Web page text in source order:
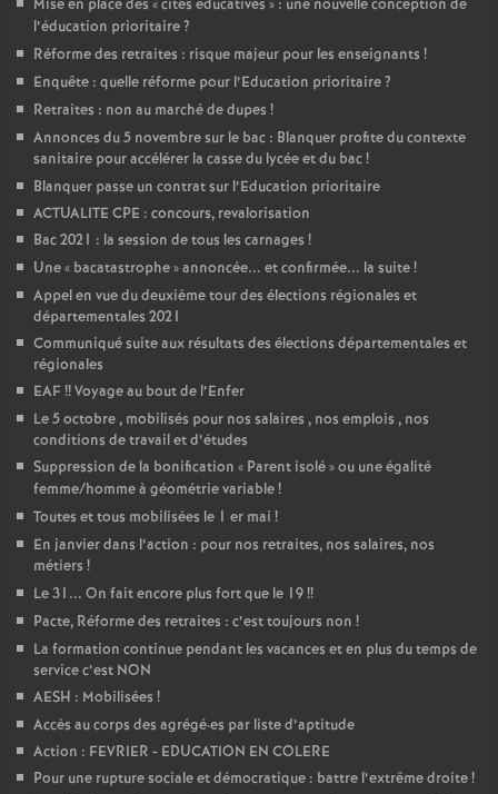
Mise en place des «cités éducatives » : une nouvelle conception de
l’éducation prioritaire?
Réforme des retraites : risque majeur pour les enseignants !
Enquête : quelle réforme pour l’Education prioritaire?
Retraites : non au marché de dupes !
Annonces du 5 novembre sur le bac : Blanquer profite du contexte
sanitaire pour accélérer la casse du lycée et du bac!
Blanquer passe un contrat sur l’Education prioritaire
ACTUALITE CPE : concours, revalorisation
Bac 2021 : la session de tous les carnages !
Une « bacatastrophe» annoncée... et confirmée... la suite!
Appel en vue du deuxième tour des élections régionales et
départementales 2021
Communiqué suite aux résultats des élections départementales et
régionales
EAF!! Voyage au bout de l’Enfer
Le 5 octobre , mobilisés pour nos salaires , nos emplois , nos
conditions de travail et d’études
Suppression de la bonification « Parent isolé» ou une égalité
femme/homme à géométrie variable!
Toutes et tous mobilisées le 1 er mai !
En janvier dans l’action : pour nos retraites, nos salaires, nos
métiers !
Le 31... On fait encore plus fort que le 19!!
Pacte, Réforme des retraites : c’est toujours non !
La formation continue pendant les vacances et en plus du temps de
service c’est NON
AESH : Mobilisées !
Accès au corps des agrégé·es par liste d’aptitude
Action : FEVRIER - EDUCATION EN COLERE
Pour une rupture sociale et démocratique : battre l’extrême droite!